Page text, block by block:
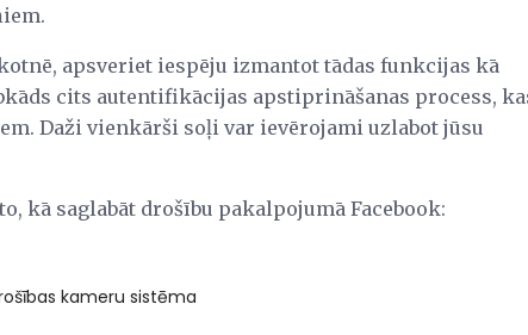
apsveriet iespēju izmantot tādas funkcijas kā
cits autentifikācijas apstiprināšanas process,
Daži vienkārši soļi var ievērojami uzlabot jūsu
kā saglabāt drošību pakalpojumā Facebook:
kameru sistēma